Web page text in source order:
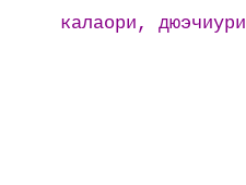
калаори, дюэчиури